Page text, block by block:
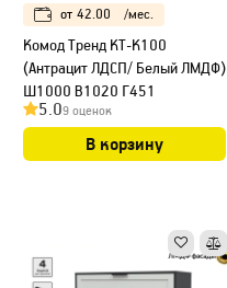
от 42.00 /мес.
Kомод Тренд КТ-К100
(Антрацит ЛДСП/ Белый ЛМДФ)
Ш1000 В1020 Г451
5.09 оценок
В корзину